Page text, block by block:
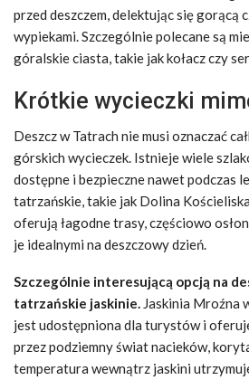
przed deszczem, delektując się gorącą
wypiekami. Szczególnie polecane są
góralskie ciasta, takie jak kołacz czy
Krótkie wycieczki
Deszcz w Tatrach nie musi oznaczać
górskich wycieczek. Istnieje wiele
dostępne i bezpieczne nawet podczas
tatrzańskie, takie jak Dolina
oferują łagodne trasy, częściowo
je idealnymi na deszczowy dzień.
Szczególnie interesującą opcją na
tatrzańskie jaskinie. Jaskinia Mroźna
jest udostępniona dla turystów i
przez podziemny świat nacieków,
temperatura wewnątrz jaskini